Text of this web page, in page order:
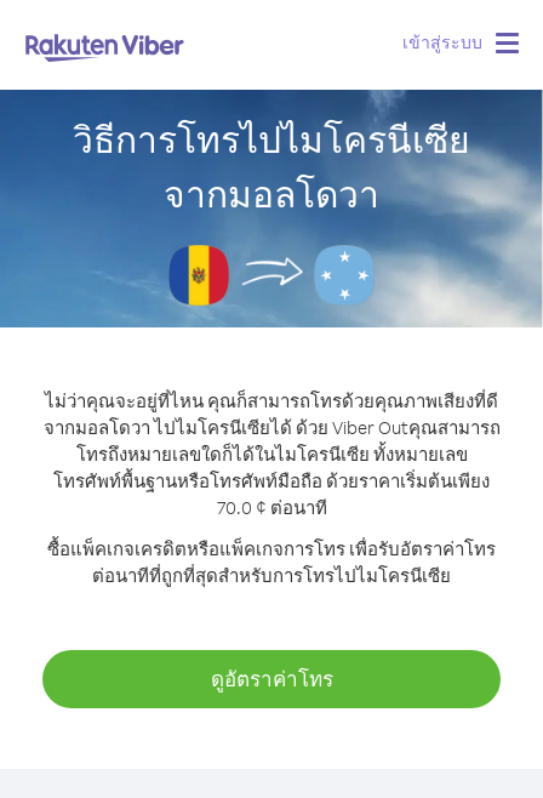
เข้าสู่ระบบ
วิธีการโทรไปไมโครนีเซีย
จากมอลโดวา
ไม่ว่าคุณจะอยู่ที่ไหน คุณก็สามารถโทรด้วยคุณภาพเสียงที่ดี
จากมอลโดวา ไปไมโครนีเซียได้ ด้วย Viber Outคุณสามารถ
โทรถึงหมายเลขใดก็ได้ในไมโครนีเซีย ทั้งหมายเลข
โทรศัพท์พื้นฐานหรือโทรศัพท์มือถือ ด้วยราคาเริ่มต้นเพียง
70.0 ¢ ต่อนาที
ซื้อแพ็คเกจเครดิตหรือแพ็คเกจการโทร เพื่อรับอัตราค่าโทร
ต่อนาทีที่ถูกที่สุดสำหรับการโทรไปไมโครนีเซีย
ดูอัตราค่าโทร